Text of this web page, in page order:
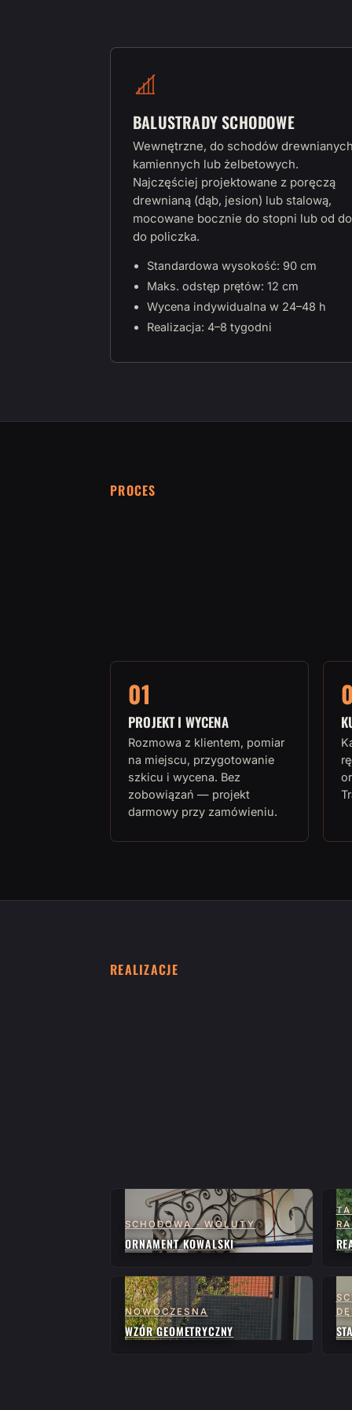
BALUSTRADY SCHODOWE
Wewnętrzne, do schodów
kamiennych lub żelbetowych.
Najczęściej projektowane z poręczą
drewnianą (dąb, jesion) lub stalową,
mocowane bocznie do stopni lub od
do policzka.
Standardowa wysokość: 90 cm
Maks. odstęp prętów: 12 cm
Wycena indywidualna w 24–48 h
Realizacja: 4–8 tygodni
PROCES
01
PROJEKT I WYCENA
Rozmowa z klientem, pomiar
na miejscu, przygotowanie
szkicu i wycena. Bez
zobowiązań — projekt
darmowy przy zamówieniu.
REALIZACJE
SCHODOWA · WOLUTY
ORNAMENT KOWALSKI
NOWOCZESNA
WZÓR GEOMETRYCZNY